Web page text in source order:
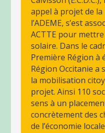
appel à projet de la
l’ADEME, s’est
ACTTE pour
solaire. Dans le
Première Région à
Région Occitanie
la mobilisation
projet. Ainsi 110
sens à un
concrètement des
de l’économie